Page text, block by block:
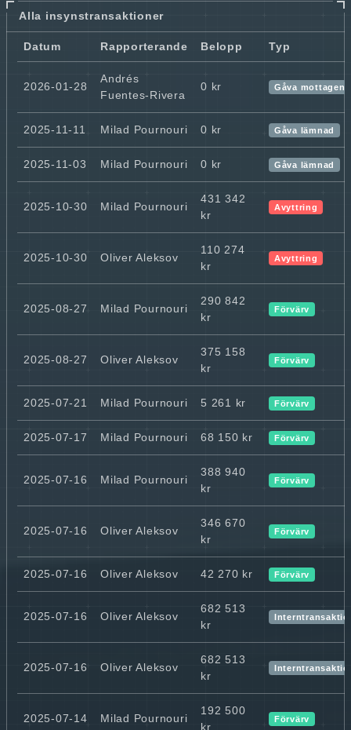
Alla insynstransaktioner
Datum Rapporterande Belopp Typ
2026-01-28
Andrés
Fuentes-Rivera
0 kr Gåva mottagen
2025-11-11 Milad Pournouri 0 kr Gåva lämnad
2025-11-03 Milad Pournouri 0 kr Gåva lämnad
2025-10-30 Milad Pournouri
431 342
kr
Avyttring
2025-10-30 Oliver Aleksov
110 274
kr
Avyttring
2025-08-27 Milad Pournouri
290 842
kr
Förvärv
2025-08-27 Oliver Aleksov
375 158
kr
Förvärv
2025-07-21 Milad Pournouri 5 261 kr Förvärv
2025-07-17 Milad Pournouri 68 150 kr Förvärv
2025-07-16 Milad Pournouri
388 940
kr
Förvärv
2025-07-16 Oliver Aleksov
346 670
kr
Förvärv
2025-07-16 Oliver Aleksov 42 270 kr Förvärv
2025-07-16 Oliver Aleksov
682 513
kr
2025-07-16 Oliver Aleksov
682 513
kr
2025-07-14 Milad Pournouri
192 500
kr
Förvärv